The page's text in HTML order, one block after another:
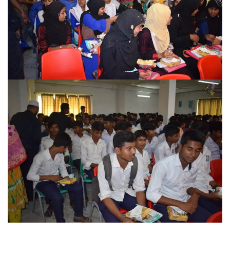
Skills and Training Enhancement Project (STEP)
CONTACT US
Dhaka Road, Barandi BCMC
College Para, Jessore-7400,
Bangladesh
+88-01711-844881, +88-01711-
844882, +88-01711-067687, +88-
01712-910255, +88-01752-
260408, +88-01752-260409
+880-24777-64103, 68104
bcmccrm@gmail.com